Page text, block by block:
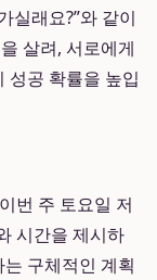
실래요?”와 같이
살려, 서로에게
성공 확률을 높입
번 주 토요일 저
시간을 제시하
구체적인 계획